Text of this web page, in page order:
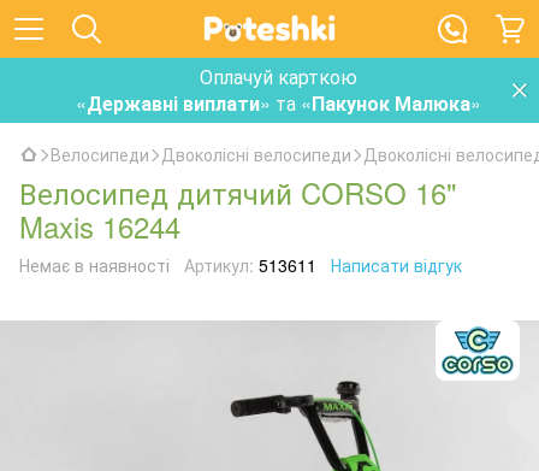
Оплачуй карткою
«Державні виплати» та «Пакунок Малюка»
Велосипеди Двоколісні велосипеди Двоколісні
Велосипед дитячий CORSO 16"
Maxis 16244
Немає в наявності Артикул: 513611 Написати відгук